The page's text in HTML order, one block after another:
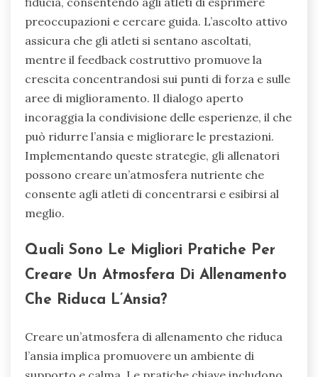
preoccupazioni e cercare guida. L’ascolto attivo
assicura che gli atleti si sentano ascoltati,
mentre il feedback costruttivo promuove la
crescita concentrandosi sui punti di forza e sulle
aree di miglioramento. Il dialogo aperto
incoraggia la condivisione delle esperienze, il che
può ridurre l’ansia e migliorare le prestazioni.
Implementando queste strategie, gli allenatori
possono creare un’atmosfera nutriente che
consente agli atleti di concentrarsi e esibirsi al
meglio.
Quali Sono Le Migliori Pratiche Per
Creare Un Atmosfera Di Allenamento
Che Riduca L’Ansia?
Creare un’atmosfera di allenamento che riduca
l’ansia implica promuovere un ambiente di